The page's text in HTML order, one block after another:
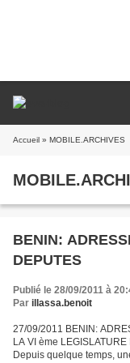
Accueil » MOBILE.ARCHIVES
BENIN:
DEPUTES
Publié le 28/09/2011 à
Par illassa.benoit
27/09/2011 BENIN:
LA VI ème
Depuis quelque temps,